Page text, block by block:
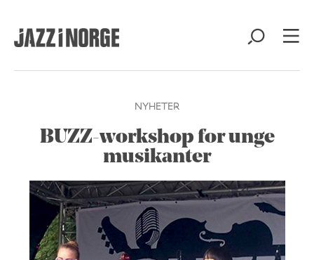
NYHETER
BUZZ-workshop for unge
musikanter